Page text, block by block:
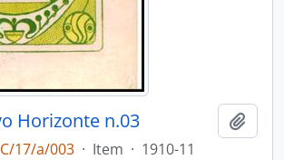
Horizonte n.03
17/a/003 · Item · 1910-11